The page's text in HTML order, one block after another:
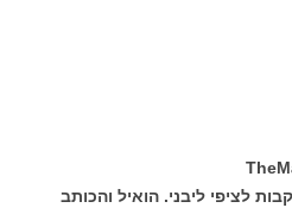
4 שאלות נוקבות לציפי ליבני. הואיל והכותב